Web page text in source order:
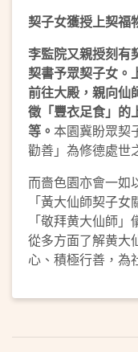
契子女獲授上契福
李監院又親授刻有
契書予眾契子女。
前往大殿，親向仙
徵「豐衣足食」的
等。 本園冀盼眾契
勸善」為修德處世
而嗇色園亦會一如
「黃大仙師契子
「敬拜黄大仙師
從多方面了解黄大
心、積極行善，為